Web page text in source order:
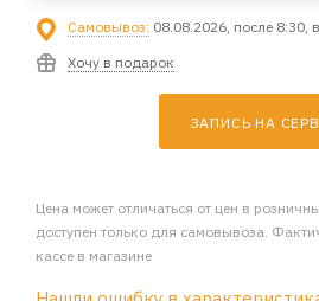
Самовывоз: 08.08.2026, после 8:30,
Хочу в подарок
ЗАПИСЬ НА
Цена может отличаться от цен в
доступен только для самовывоза.
кассе в магазине